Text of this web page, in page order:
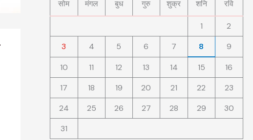
सोम मंगल बुध गुरु शुक्र शनि रवि
1
2
3
4 5 6 7 8 9
10 11 12 13 14 15
16
17
18 19 20 21 22
23
24
25 26 27 28 29
30
31